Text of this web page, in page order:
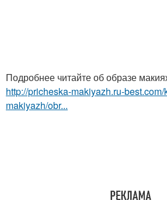
Подробнее читайте об образе
http://pricheska-makiyazh.ru-
makiyazh/obr...